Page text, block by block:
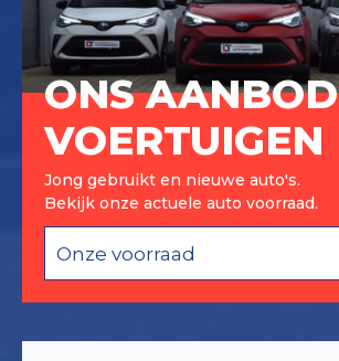
ONS AANBOD
VOERTUIGEN
Jong gebruikt en nieuwe auto's.
Bekijk onze actuele auto voorraad.
Onze voorraad